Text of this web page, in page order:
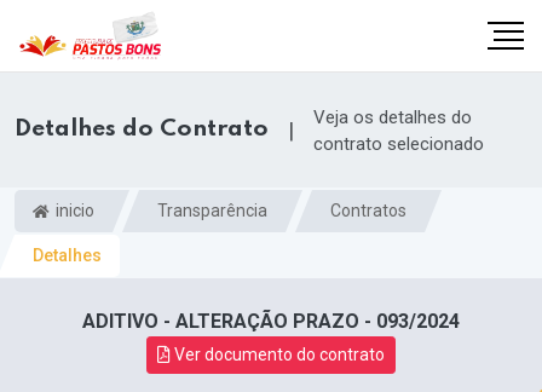
Detalhes do Contrato |
Veja os detalhes do
contrato selecionado
inicio Transparência Contratos
Detalhes
ADITIVO - ALTERAÇÃO PRAZO - 093/2024
Ver documento do contrato